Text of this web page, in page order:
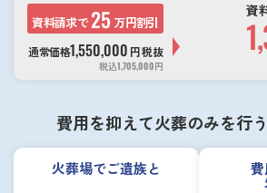
資料請求で 25 万円割引
通常価格1,550,000 円税抜
税込1,705,000円
資
費用を抑えて火葬のみを行
火葬場でご遺族と